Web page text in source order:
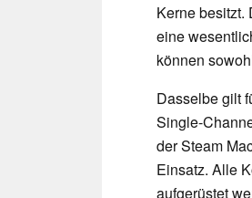
Kerne besitzt.
eine
können
Dasselbe gilt
Single-
der Steam
Einsatz. Alle
aufgerüstet